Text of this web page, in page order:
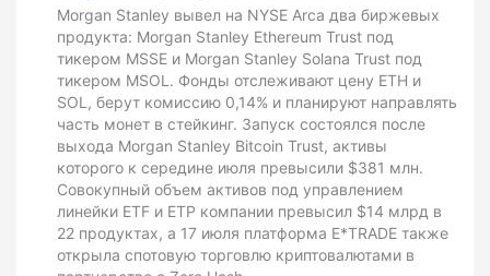
Morgan Stanley вывел на NYSE Arca два биржевых
продукта: Morgan Stanley Ethereum Trust под
тикером MSSE и Morgan Stanley Solana Trust под
тикером MSOL. Фонды отслеживают цену ETH и
SOL, берут комиссию 0,14% и планируют направлять
часть монет в стейкинг. Запуск состоялся после
выхода Morgan Stanley Bitcoin Trust, активы
которого к середине июля превысили $381 млн.
Совокупный объем активов под управлением
линейки ETF и ETP компании превысил $14 млрд в
22 продуктах, а 17 июля платформа E*TRADE также
открыла спотовую торговлю криптовалютами в